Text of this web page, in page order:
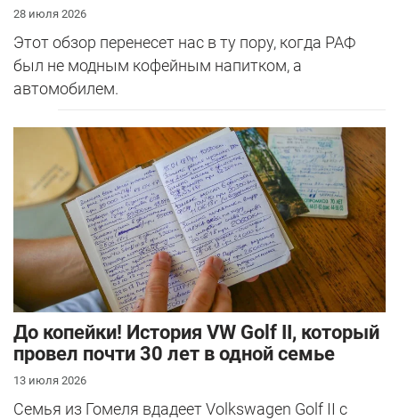
28 июля 2026
Этот обзор перенесет нас в ту пору, когда РАФ
был не модным кофейным напитком, а
автомобилем.
До копейки! История VW Golf II, который
провел почти 30 лет в одной семье
13 июля 2026
Семья из Гомеля вдадеет Volkswagen Golf II с